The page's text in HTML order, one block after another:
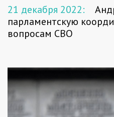
21 декабря 2022:
парламентскую
вопросам СВО